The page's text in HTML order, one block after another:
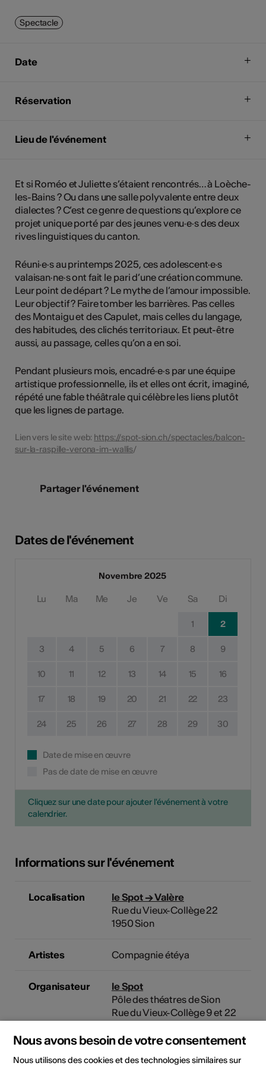
Spectacle
Date
Réservation
Lieu de l'événement
Et si Roméo et Juliette s’étaient rencontrés… à Loèche-
les-Bains ? Ou dans une salle polyvalente entre deux
dialectes ? C’est ce genre de questions qu’explore ce
projet unique porté par des jeunes venu·e·s des deux
rives linguistiques du canton.
Réuni·e·s au printemps 2025, ces adolescent·e·s
valaisan·ne·s ont fait le pari d’une création commune.
Leur point de départ ? Le mythe de l’amour impossible.
Leur objectif ? Faire tomber les barrières. Pas celles
des Montaigu et des Capulet, mais celles du langage,
des habitudes, des clichés territoriaux. Et peut-être
aussi, au passage, celles qu’on a en soi.
Pendant plusieurs mois, encadré·e·s par une équipe
artistique professionnelle, ils et elles ont écrit, imaginé,
répété une fable théâtrale qui célèbre les liens plutôt
que les lignes de partage.
Lien vers le site web: https://spot-sion.ch/spectacles/balcon-
sur-la-raspille-verona-im-wallis/
Partager l'événement
Dates de l'événement
Novembre 2025
Lu Ma Me Je Ve Sa Di
1 2
3 4 5 6 7 8 9
10 11 12 13 14 15 16
17 18 19 20 21 22 23
24 25 26 27 28 29 30
Date de mise en œuvre
Pas de date de mise en œuvre
Cliquez sur une date pour ajouter l'événement à votre
calendrier.
Informations sur l'événement
Localisation
le Spot → Valère
Rue du Vieux-Collège 22
1950 Sion
Artistes Compagnie étéya
Organisateur
le Spot
Pôle des théatres de Sion
Rue du Vieux-Collège 9 et 22
1950 Sion
Nous avons besoin de votre consentement
Nous utilisons des cookies et des technologies similaires sur